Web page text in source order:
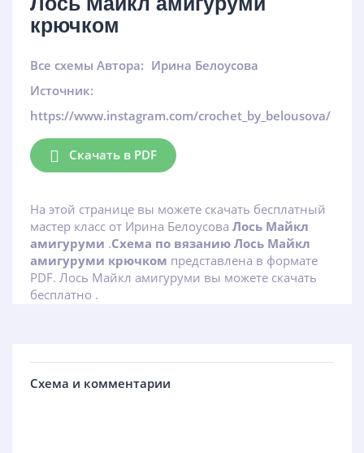
крючком
Все схемы Автора: Ирина Белоусова
Источник:
https://www.instagram.com/crochet_by_belousova/
Скачать в PDF
На этой странице вы можете скачать бесплатный
мастер класс от Ирина Белоусова Лось Майкл
амигуруми .Схема по вязанию Лось Майкл
амигуруми крючком представлена в формате
PDF. Лось Майкл амигуруми вы можете скачать
бесплатно .
Схема и комментарии